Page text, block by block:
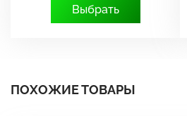
Выбрать
ПОХОЖИЕ ТОВАРЫ